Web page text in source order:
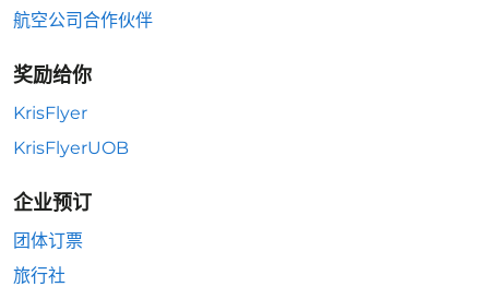
航空公司合作伙伴
奖励给你
KrisFlyer
KrisFlyerUOB
企业预订
团体订票
旅行社